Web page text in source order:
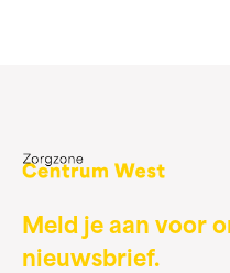
Meld je aan voor
nieuwsbrief.